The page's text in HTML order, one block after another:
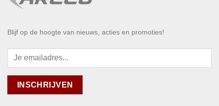
Blijf op de hoogte van nieuws, acties en promoties!